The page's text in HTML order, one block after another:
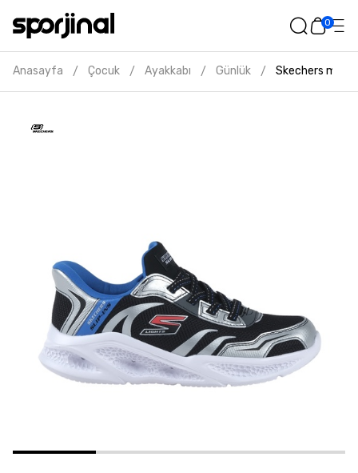
0
Anasayfa / Çocuk / Ayakkabı / Günlük / Skechers